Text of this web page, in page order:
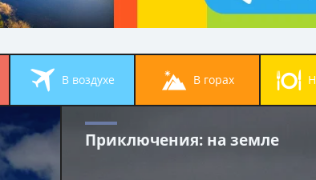
в воздухе в горах
Приключения: на земле